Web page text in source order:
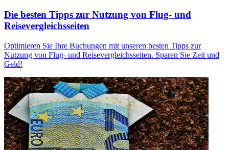
Die besten Tipps zur Nutzung von Flug- und
Reisevergleichsseiten
Optimieren Sie Ihre Buchungen mit unseren besten Tipps zur
Nutzung von Flug- und Reisevergleichsseiten. Sparen Sie Zeit und
Geld!